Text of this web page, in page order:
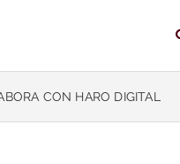
CON HARO DIGITAL